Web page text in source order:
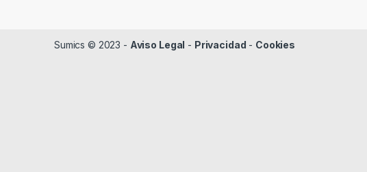
Sumics © 2023 - Aviso Legal - Privacidad - Cookies